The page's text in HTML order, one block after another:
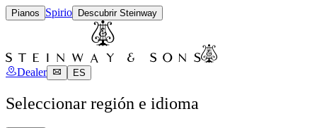
Pianos Spirio Descubrir Steinway
Dealer ES
Seleccionar región e idioma